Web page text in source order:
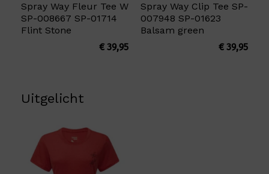
Spray Way Fleur Tee W
SP-008667 SP-01714
Flint Stone
€39,95
Spray Way Clip Tee SP-
007948 SP-01623
Balsam green
€39,95
Uitgelicht